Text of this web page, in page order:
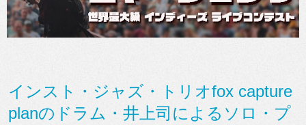
インスト・ジャズ・トリオfox capture
planのドラム・井上司によるソロ・プ